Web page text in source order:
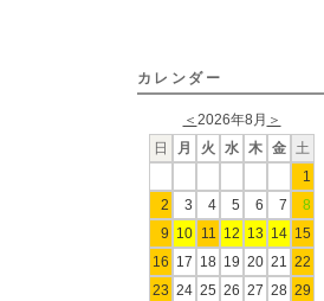
カレンダー
＜ 2026年8月 ＞
日
月 火 水 木 金
土
1
2
3 4 5 6 7
8
9 10 11 12 13 14 15
16 17 18 19 20 21
22
23 24 25 26 27 28 29